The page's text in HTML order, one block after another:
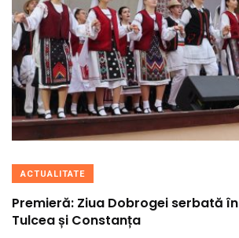
ACTUALITATE
Premieră: Ziua Dobrogei serbată
Tulcea și Constanța